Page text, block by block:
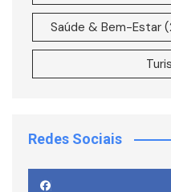
Saúde & Bem-Estar
Redes Sociais